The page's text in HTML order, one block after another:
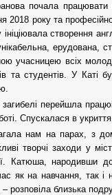
почала
2018 року та
створення
ерудована,
учасницею всіх
та студентів. У Каті
перейшла
Спускалася в
нам на парах, з
творчі заходи у
Катюша, народивши
як на навчання, так і
розповіла близька